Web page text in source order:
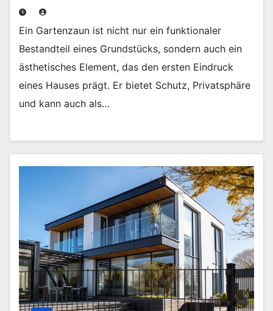
Ein Gartenzaun ist nicht nur ein funktionaler
Bestandteil eines Grundstücks, sondern auch ein
ästhetisches Element, das den ersten Eindruck
eines Hauses prägt. Er bietet Schutz, Privatsphäre
und kann auch als…